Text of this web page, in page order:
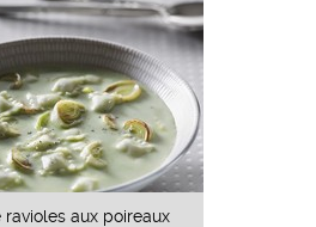
ravioles aux poireaux